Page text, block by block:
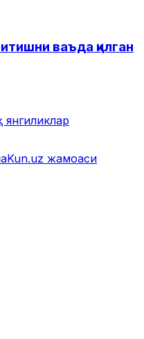
ваъда қилган
янгиликлар
Kun.uz жамоаси